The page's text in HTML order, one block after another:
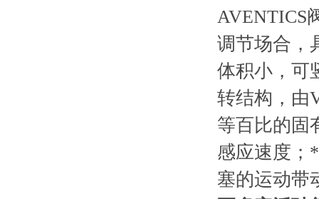
AVENTICS
调节场合，
体积小，可
转结构，由
等百比的固
感应速度；
塞的运动带